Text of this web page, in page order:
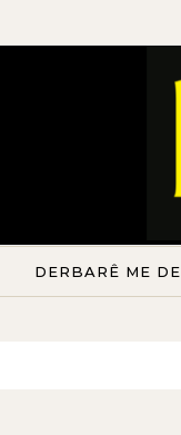
DERBARÊ ME DE